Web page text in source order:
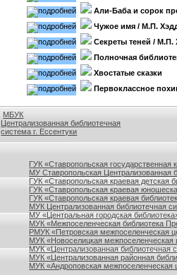
Али-Баба и сорок
Чужое имя / М.П.
Секреты теней / М.П.
Полночная
Хвостатые сказки
Первоклассное
МБУК
Централизованная библиотечная
система г. Ессентуки
ГУК «Ставропольская
МУ Ставропольская Централизованная
ГУК «Ставропольская краевая детская
ГУК «Ставропольская краевая
ГУК «Ставропольская краевая
МУК Централизованная библиотечная
МУ «Центральная городская
МУК «Межпоселенческая библиотека
РМУК «Петровская межпоселенческая
МУК «Новоселицкая межпоселенческая
МУК «Централизованная библиотечная
МУК «Централизованная районная
МУК «Андроповская межпоселенческая